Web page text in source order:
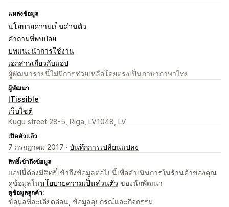
แหล่งข้อมูล
นโยบายความเป็นส่วนตัว
คำถามที่พบบ่อย
บทแนะนำการใช้งาน
เอกสารเกี่ยวกับแอป
ผู้พัฒนารายนี้ไม่มีการช่วยเหลือโดยตรงเป็นภาษาภาษาไทย
ผู้พัฒนา
ITissible
เว็บไซต์
Kugu street 28-5, Riga, LV1048, LV
เปิดตัวแล้ว
7 กรกฎาคม 2017 · บันทึกการเปลี่ยนแปลง
สิทธิ์เข้าถึงข้อมูล
แอปนี้ต้องมีสิทธิ์เข้าถึงข้อมูลต่อไปนี้เพื่อดำเนินการในร้านค้าของคุณ
ดูข้อมูลในนโยบายความเป็นส่วนตัว ของนักพัฒนา
ดูข้อมูลลูกค้า:
ข้อมูลที่ละเอียดอ่อน, ข้อมูลอุปกรณ์และกิจกรรม